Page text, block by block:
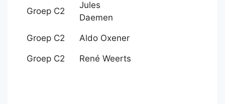
Groep C2
Jules
Daemen
Groep C2 Aldo Oxener
Groep C2 René Weerts